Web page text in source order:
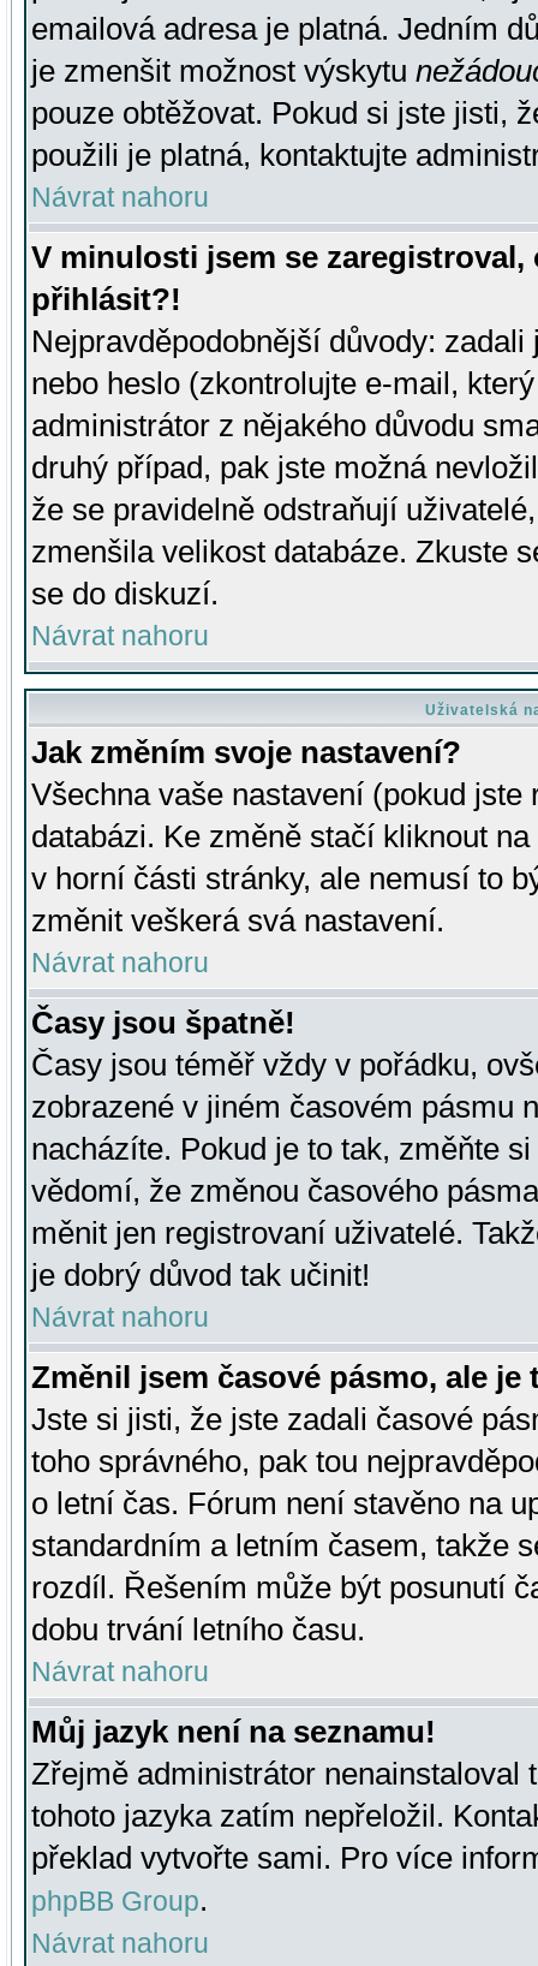
emailová adresa je platná. Jedním
je zmenšit možnost výskytu
pouze obtěžovat. Pokud si jste jisti,
použili je platná, kontaktujte
Návrat nahoru
V minulosti jsem se
přihlásit?!
Nejpravděpodobnější důvody:
nebo heslo (zkontrolujte e-mail,
administrátor z nějakého důvodu
druhý případ, pak jste možná
že se pravidelně odstraňují
zmenšila velikost databáze. Zkuste
se do diskuzí.
Návrat nahoru
Uživatelská
Jak změním svoje nastavení?
Všechna vaše nastavení (pokud
databázi. Ke změně stačí kliknout
v horní části stránky, ale nemusí to
změnit veškerá svá nastavení.
Návrat nahoru
Časy jsou špatně!
Časy jsou téměř vždy v pořádku,
zobrazené v jiném časovém pásmu
nacházíte. Pokud je to tak, změňte
vědomí, že změnou časového
měnit jen registrovaní uživatelé.
je dobrý důvod tak učinit!
Návrat nahoru
Změnil jsem časové pásmo, ale je
Jste si jisti, že jste zadali časové
toho správného, pak tou
o letní čas. Fórum není stavěno na
standardním a letním časem, takže
rozdíl. Řešením může být posunutí
dobu trvání letního času.
Návrat nahoru
Můj jazyk není na seznamu!
Zřejmě administrátor nenainstaloval
tohoto jazyka zatím nepřeložil.
překlad vytvořte sami. Pro více
phpBB Group.
Návrat nahoru